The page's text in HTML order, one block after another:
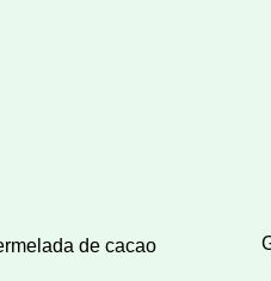
de cacao